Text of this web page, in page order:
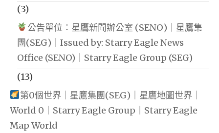
(3)
公告單位：星鷹新聞辦公室 (SENO)｜星鷹集
團(SEG)｜Issued by: Starry Eagle News
Office (SENO)｜Starry Eagle Group (SEG)
(13)
第0個世界｜星鷹集團(SEG)｜星鷹地圖世界｜
World 0｜Starry Eagle Group｜Starry Eagle
Map World